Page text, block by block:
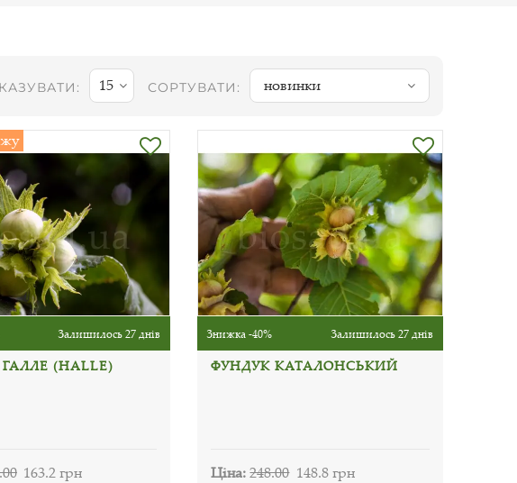
15 СОРТУВАТИ: новинки
Залишилось 27 днів
(HALLE)
163.2 грн
Знижка -40% Залишилось 27 днів
ФУНДУК КАТАЛОНСЬКИЙ
Ціна:248.00 148.8 грн